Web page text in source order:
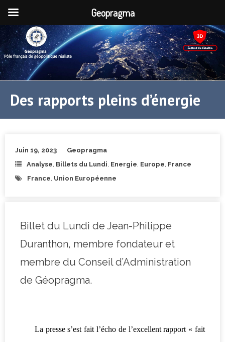
Des rapports pleins d’énergie
Juin 19, 2023
Geopragma
Analyse Billets du Lundi Energie Europe France
France Union Européenne
Billet du Lundi de Jean-Philippe
Duranthon, membre fondateur et
membre du Conseil d’Administration
de Géopragma.
La presse s’est fait l’écho de l’excellent rapport « fait
Geopragma